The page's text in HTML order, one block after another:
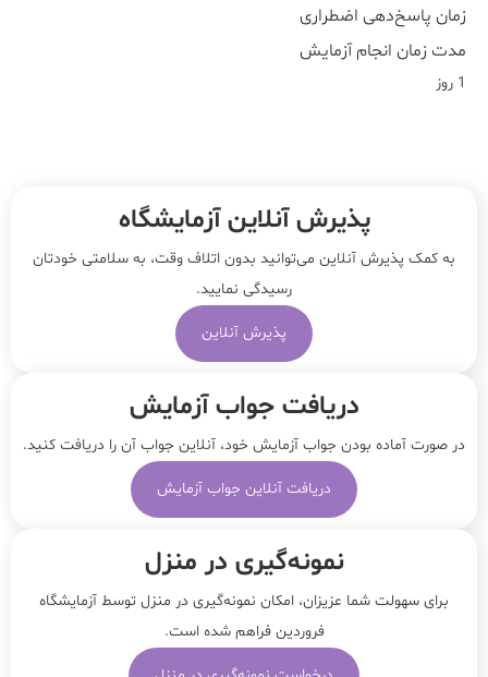
زمان پاسخ‌دهی اضطراری
مدت زمان انجام آزمایش
1 روز
پذیرش آنلاین آزمایشگاه
به کمک پذیرش آنلاین می‌توانید بدون اتلاف وقت، به سلامتی خودتان
رسیدگی نمایید.
پذیرش آنلاین
دریافت جواب آزمایش
در صورت آماده بودن جواب آزمایش خود، آنلاین جواب‌ آن را دریافت کنید.
دریافت آنلاین جواب آزمایش
نمونه‌‌گیری در منزل
برای سهولت شما عزیزان، امکان نمونه‌گیری در منزل توسط آزمایشگاه
فروردین فراهم شده است.